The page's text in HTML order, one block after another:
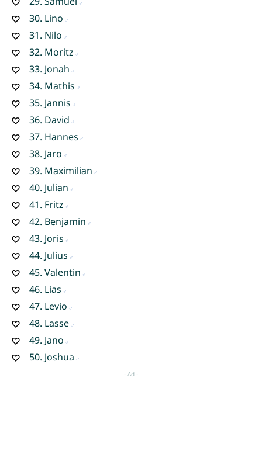
30. Lino
31. Nilo
32. Moritz
33. Jonah
34. Mathis
35. Jannis
36. David
37. Hannes
38. Jaro
39. Maximilian
40. Julian
41. Fritz
42. Benjamin
43. Joris
44. Julius
45. Valentin
46. Lias
47. Levio
48. Lasse
49. Jano
50. Joshua